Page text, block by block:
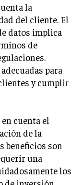
DE
la
del cliente. El
datos implica
de
para
y cumplir
cuenta el
de la
beneficios son
una
los